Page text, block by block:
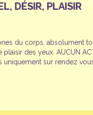
DÉSIR, PLAISIR
du corps, absolument
des yeux. AUCUN
sur rendez